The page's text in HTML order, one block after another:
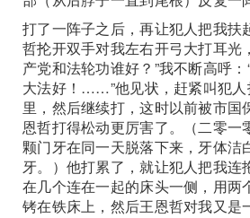
打了一阵子之后，再让犯人把我扶
哲抡开双手对我左右开弓大打耳光
产党和法轮功谁好？”我不断高呼
大法好！……”他见状，赶紧叫犯
里，然后继续打，这时以前被市国
恩哲打得松动更厉害了。（二零一
颗门牙在同一天脱落下来，牙体洁
牙。）他打累了，就让犯人把我连
在几个连在一起的床头一侧，用两
铐在铁床上，然后王恩哲对我又是